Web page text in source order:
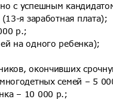
с успешным
я заработная плата);
р.;
на одного ребенка);
окончивших
семей – 5
– 10 000 р.;